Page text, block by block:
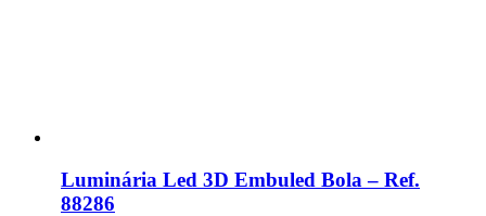
Luminária Led 3D Embuled Bola – Ref.
88286